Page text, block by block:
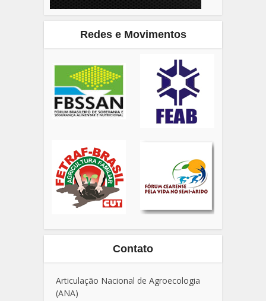
Redes e Movimentos
Contato
Articulação Nacional de Agroecologia
(ANA)